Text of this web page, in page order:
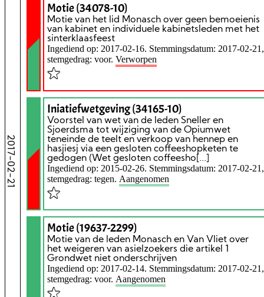
2017-02-21
Motie (34078-10)
Motie van het lid Monasch over geen bemoeienis
van kabinet en individuele kabinetsleden met het
sinterklaasfeest
Ingediend op: 2017-02-16. Stemmingsdatum: 2017-02-21,
stemgedrag: voor. Verworpen
Iniatiefwetgeving (34165-10)
Voorstel van wet van de leden Sneller en
Sjoerdsma tot wijziging van de Opiumwet
teneinde de teelt en verkoop van hennep en
hasjiesj via een gesloten coffeeshopketen te
gedogen (Wet gesloten coffeesho[...]
Ingediend op: 2015-02-26. Stemmingsdatum: 2017-02-21,
stemgedrag: tegen. Aangenomen
Motie (19637-2299)
Motie van de leden Monasch en Van Vliet over
het weigeren van asielzoekers die artikel 1
Grondwet niet onderschrijven
Ingediend op: 2017-02-14. Stemmingsdatum: 2017-02-21,
stemgedrag: voor. Aangenomen